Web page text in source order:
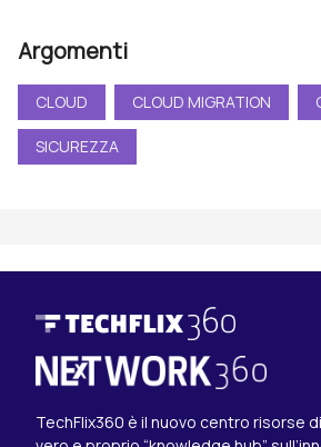
Argomenti
CLOUD CLOUD MIGRATION
SICUREZZA
TechFlix360 è il nuovo centro risorse